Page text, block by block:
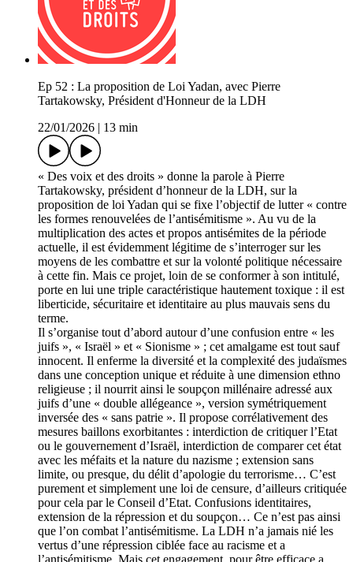
Ep 52 : La proposition de Loi Yadan, avec Pierre
Tartakowsky, Président d'Honneur de la LDH
22/01/2026
13 min
« Des voix et des droits » donne la parole à Pierre
Tartakowsky, président d’honneur de la LDH, sur la
proposition de loi Yadan qui se fixe l’objectif de lutter « contre
les formes renouvelées de l’antisémitisme ». Au vu de la
multiplication des actes et propos antisémites de la période
actuelle, il est évidemment légitime de s’interroger sur les
moyens de les combattre et sur la volonté politique nécessaire
à cette fin. Mais ce projet, loin de se conformer à son intitulé,
porte en lui une triple caractéristique hautement toxique : il est
liberticide, sécuritaire et identitaire au plus mauvais sens du
terme.
Il s’organise tout d’abord autour d’une confusion entre « les
juifs », « Israël » et « Sionisme » ; cet amalgame est tout sauf
innocent. Il enferme la diversité et la complexité des judaïsmes
dans une conception unique et réduite à une dimension ethno
religieuse ; il nourrit ainsi le soupçon millénaire adressé aux
juifs d’une « double allégeance », version symétriquement
inversée des « sans patrie ». Il propose corrélativement des
mesures baillons exorbitantes : interdiction de critiquer l’Etat
ou le gouvernement d’Israël, interdiction de comparer cet état
avec les méfaits et la nature du nazisme ; extension sans
limite, ou presque, du délit d’apologie du terrorisme… C’est
purement et simplement une loi de censure, d’ailleurs critiquée
pour cela par le Conseil d’Etat. Confusions identitaires,
extension de la répression et du soupçon… Ce n’est pas ainsi
que l’on combat l’antisémitisme. La LDH n’a jamais nié les
vertus d’une répression ciblée face au racisme et a